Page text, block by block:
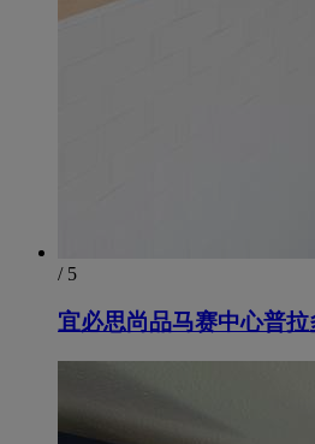
/ 5
宜必思尚品马赛中心普